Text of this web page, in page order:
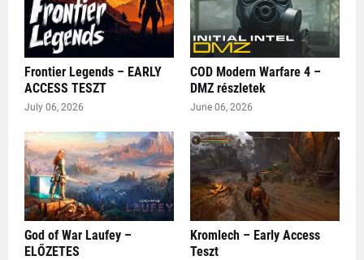
Frontier Legends – EARLY
ACCESS TESZT
July 06, 2026
COD Modern Warfare 4 –
DMZ részletek
June 06, 2026
God of War Laufey –
ELŐZETES
Kromlech – Early Access
Teszt